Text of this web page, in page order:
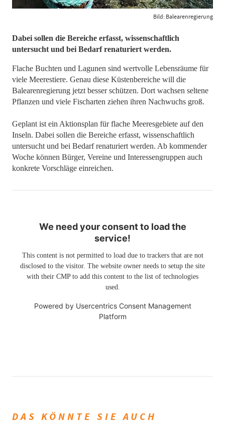
Bild: Balearenregierung
Dabei sollen die Bereiche erfasst, wissenschaftlich
untersucht und bei Bedarf renaturiert werden.
Flache Buchten und Lagunen sind wertvolle Lebensräume für
viele Meerestiere. Genau diese Küstenbereiche will die
Balearenregierung jetzt besser schützen. Dort wachsen seltene
Pflanzen und viele Fischarten ziehen ihren Nachwuchs groß.
Geplant ist ein Aktionsplan für flache Meeresgebiete auf den
Inseln. Dabei sollen die Bereiche erfasst, wissenschaftlich
untersucht und bei Bedarf renaturiert werden. Ab kommender
Woche können Bürger, Vereine und Interessengruppen auch
konkrete Vorschläge einreichen.
We need your consent to load the
service!
This content is not permitted to load due to trackers that are not
disclosed to the visitor. The website owner needs to setup the site
with their CMP to add this content to the list of technologies
used.
Powered by Usercentrics Consent Management
Platform
DAS KÖNNTE SIE AUCH